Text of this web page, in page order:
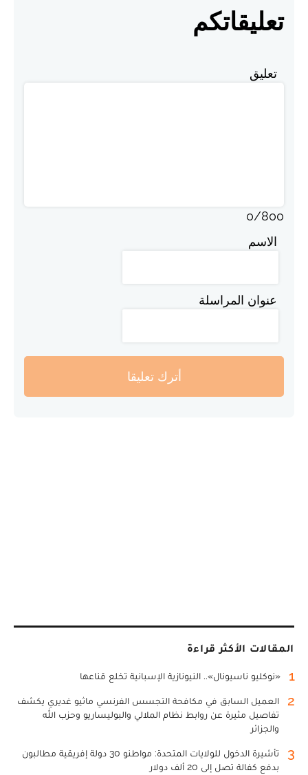
تعليقاتكم
تعليق
0/800
الاسم
عنوان المراسلة
أترك تعليقا
المقالات الأكثر قراءة
1 «نوكليو ناسيونال».. النيونازية الإسبانية تخلع قناعها
2
العميل السابق في مكافحة التجسس الفرنسي ماثيو غديري يكشف
تفاصيل مثيرة عن روابط نظام الملالي والبوليساريو وحزب الله
والجزائر
3
تأشيرة الدخول للولايات المتحدة: مواطنو 30 دولة إفريقية مطالبون
بدفع كفالة تصل إلى 20 ألف دولار